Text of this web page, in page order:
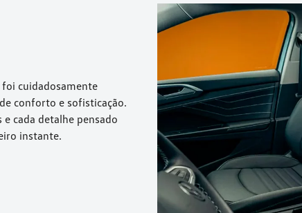
cuidadosamente
conforto e sofisticação.
cada detalhe pensado
instante.